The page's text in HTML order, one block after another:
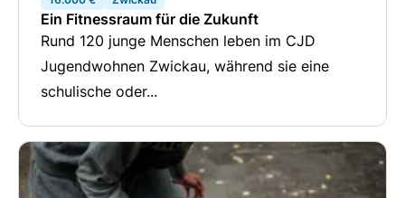
Ein Fitnessraum für die Zukunft
Rund 120 junge Menschen leben im CJD
Jugendwohnen Zwickau, während sie eine
schulische oder...